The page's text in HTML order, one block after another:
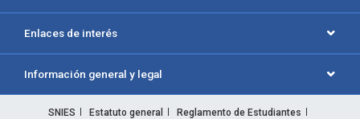
Enlaces de interés
Información general y legal
SNIES Estatuto general
Reglamento de Estudiantes